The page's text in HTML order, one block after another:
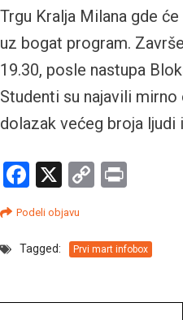
Trgu Kralja Milana gde
uz bogat program.
19.30, posle nastupa
Studenti su najavili mirno
dolazak većeg broja
Facebook
X
Copy
Podeli objavu
Tagged: Prvi mart infobox